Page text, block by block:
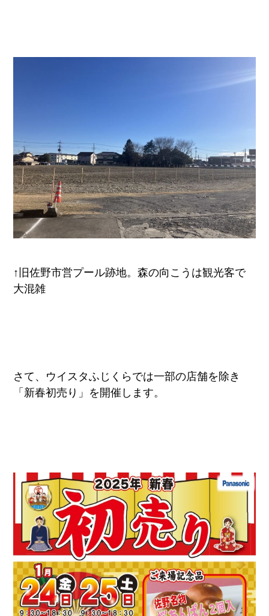
↑旧佐野市営プール跡地。森の向こうは観光客で
大混雑
さて、ウイスタふじくらでは一部の店舗を除き
「新春初売り」を開催します。